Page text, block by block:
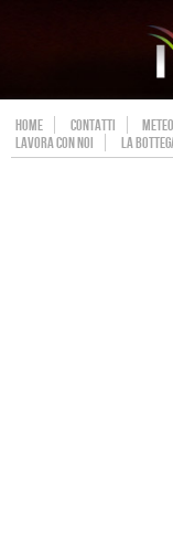
HOME CONTATTI METEO
LAVORA CON NOI
LA